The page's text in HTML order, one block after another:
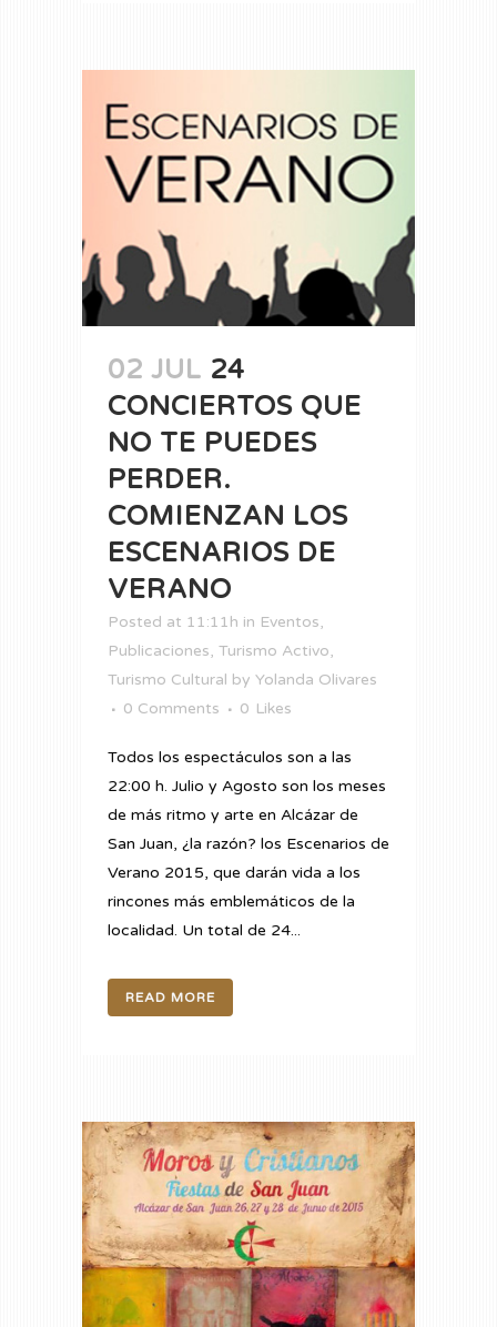
02 JUL 24
CONCIERTOS QUE
NO TE PUEDES
PERDER.
COMIENZAN LOS
ESCENARIOS DE
VERANO
Posted at 11:11h in Eventos,
Publicaciones, Turismo Activo,
Turismo Cultural by Yolanda Olivares
0 Comments
0 Likes
Todos los espectáculos son a las
22:00 h. Julio y Agosto son los meses
de más ritmo y arte en Alcázar de
San Juan, ¿la razón? los Escenarios de
Verano 2015, que darán vida a los
rincones más emblemáticos de la
localidad. Un total de 24...
READ MORE